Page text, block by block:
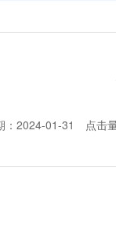
：2024-01-31 点击